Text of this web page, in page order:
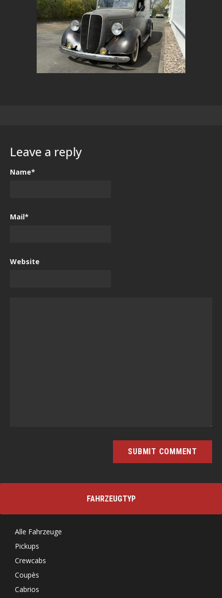
Leave a reply
Name*
Mail*
Website
Alternative:
FAHRZEUGTYP
Alle Fahrzeuge
Pickups
Crewcabs
Coupès
Cabrios